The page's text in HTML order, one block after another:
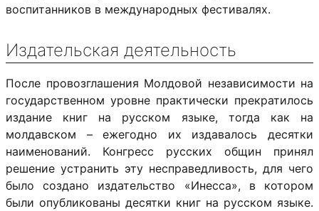
воспитанников в международных фестивалях.
Издательская деятельность
После провозглашения Молдовой независимости на
государственном уровне практически прекратилось
издание книг на русском языке, тогда как на
молдавском – ежегодно их издавалось десятки
наименований. Конгресс русских общин принял
решение устранить эту несправедливость, для чего
было создано издательство «Инесса», в котором
были опубликованы десятки книг на русском языке.